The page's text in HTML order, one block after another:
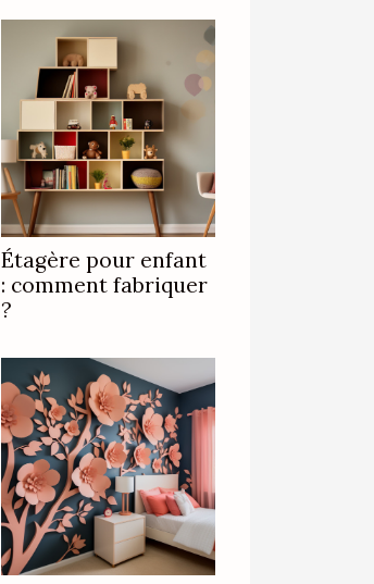
Étagère pour enfant
: comment fabriquer
?